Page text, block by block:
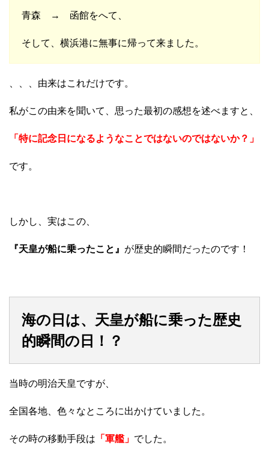
青森 → 函館をへて、
そして、横浜港に無事に帰って来ました。
、、、由来はこれだけです。
私がこの由来を聞いて、思った最初の感想を述べますと、
「特に記念日になるようなことではないのではないか？」
です。
しかし、実はこの、
『天皇が船に乗ったこと』 が歴史的瞬間だったのです！
海の日は、天皇が船に乗った歴史
的瞬間の日！？
当時の明治天皇ですが、
全国各地、色々なところに出かけていました。
その時の移動手段は 「軍艦」 でした。